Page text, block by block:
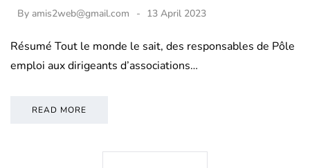
By amis2web@gmail.com 13 April 2023
Résumé Tout le monde le sait, des responsables de Pôle
emploi aux dirigeants d’associations…
READ MORE